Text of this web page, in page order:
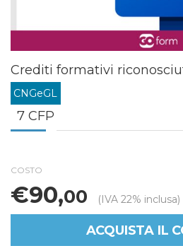
Crediti formativi
CNGeGL
7 CFP
COSTO
€90,00 (IVA 22% inclusa)
ACQUISTA IL